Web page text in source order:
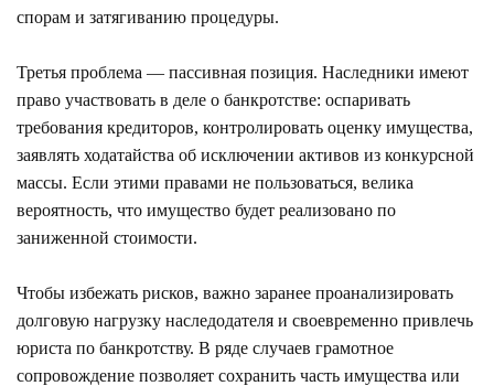
спорам и затягиванию процедуры.
Третья проблема — пассивная позиция. Наследники имеют
право участвовать в деле о банкротстве: оспаривать
требования кредиторов, контролировать оценку имущества,
заявлять ходатайства об исключении активов из конкурсной
массы. Если этими правами не пользоваться, велика
вероятность, что имущество будет реализовано по
заниженной стоимости.
Чтобы избежать рисков, важно заранее проанализировать
долговую нагрузку наследодателя и своевременно привлечь
юриста по банкротству. В ряде случаев грамотное
сопровождение позволяет сохранить часть имущества или